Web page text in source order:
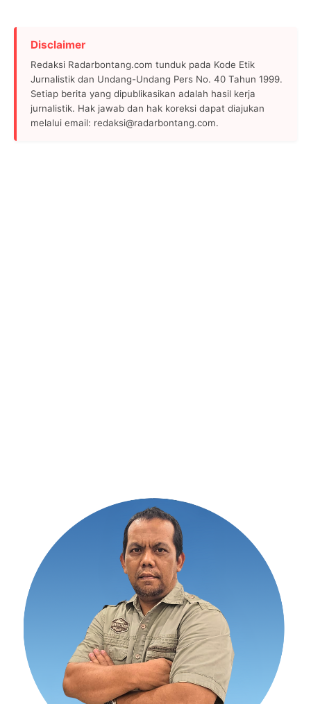
Disclaimer
Redaksi Radarbontang.com tunduk pada Kode Etik
Jurnalistik dan Undang-Undang Pers No. 40 Tahun 1999.
Setiap berita yang dipublikasikan adalah hasil kerja
jurnalistik. Hak jawab dan hak koreksi dapat diajukan
melalui email: redaksi@radarbontang.com.